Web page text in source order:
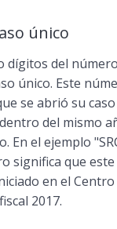
único
dígitos del
único. Este
se abrió su
del mismo
En el ejemplo
significa que
en el Centro
2017.